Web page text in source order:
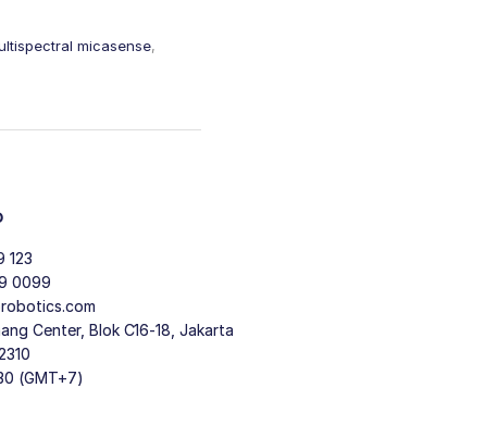
micasense,
123
0099
Center, Blok C16-18, Jakarta
(GMT+7)